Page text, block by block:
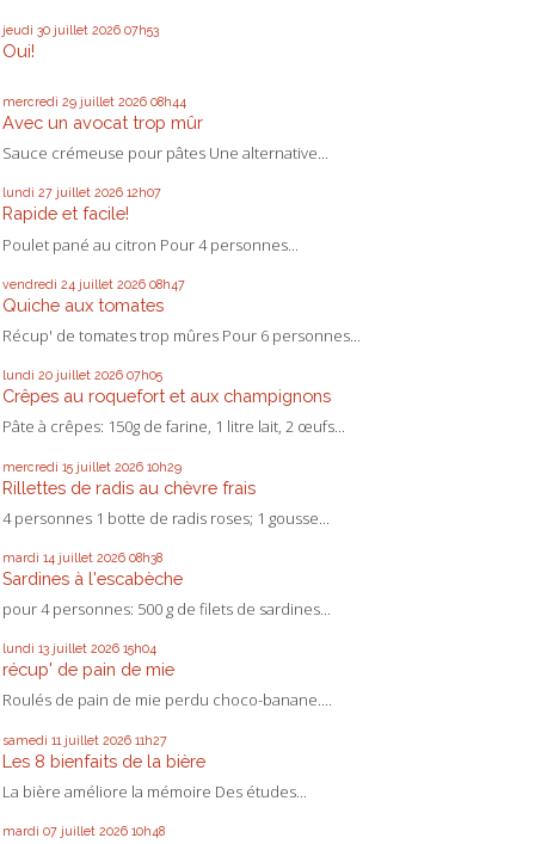
jeudi 30 juillet 2026 07h53
Oui!
mercredi 29 juillet 2026 08h44
Avec un avocat trop mûr
Sauce crémeuse pour pâtes Une alternative...
lundi 27 juillet 2026 12h07
Rapide et facile!
Poulet pané au citron Pour 4 personnes...
vendredi 24 juillet 2026 08h47
Quiche aux tomates
Récup' de tomates trop mûres Pour 6 personnes...
lundi 20 juillet 2026 07h05
Crêpes au roquefort et aux champignons
Pâte à crêpes: 150g de farine, 1 litre lait, 2 œufs...
mercredi 15 juillet 2026 10h29
Rillettes de radis au chèvre frais
4 personnes 1 botte de radis roses; 1 gousse...
mardi 14 juillet 2026 08h38
Sardines à l'escabèche
pour 4 personnes: 500 g de filets de sardines...
lundi 13 juillet 2026 15h04
récup' de pain de mie
Roulés de pain de mie perdu choco-banane....
samedi 11 juillet 2026 11h27
Les 8 bienfaits de la bière
La bière améliore la mémoire Des études...
mardi 07 juillet 2026 10h48